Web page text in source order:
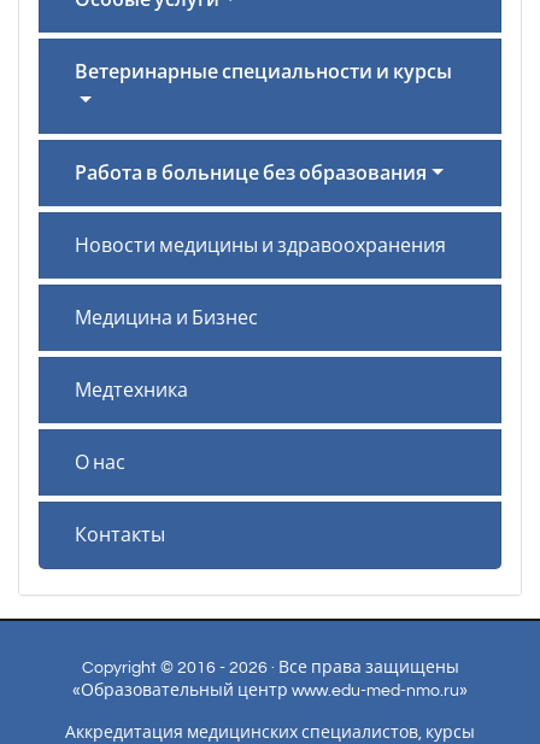
Ветеринарные специальности и курсы
Работа в больнице без образования
Новости медицины и здравоохранения
Медицина и Бизнес
Медтехника
О нас
Контакты
Copyright © 2016 - 2026 · Все права защищены
«Образовательный центр www.edu-med-nmo.ru»
Аккредитация медицинских специалистов, курсы